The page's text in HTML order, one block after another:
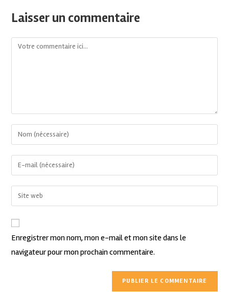
Laisser un commentaire
Enregistrer mon nom, mon e-mail et mon site dans le
navigateur pour mon prochain commentaire.